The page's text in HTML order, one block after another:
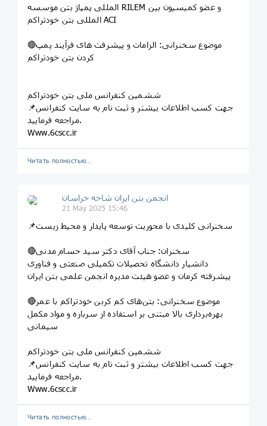
المللی پمپاژ بتن موسسه RILEM و عضو کمیسیون بین
المللی بتن خودتراکم ACI
🔴موضوع سخنرانی: الزامات و پیشرفت های فرآیند پمپ
کردن بتن خودتراکم
ششمین کنفرانس ملی بتن خودتراکم
📌جهت کسب اطلاعات بیشتر و ثبت نام به سایت کنفرانس
مراجعه فرمایید.
Www.6cscc.ir
Читать полностью…
انجمن بتن ایران شاخه خراسان
21 May 2025 15:46
📌سخنرانی کلیدی با محوریت توسعه پایدار و محیط زیست
🔴سخنران: جناب آقای دکتر سید حسام مدنی
دانشیار دانشگاه تحصیلات تکمیلی صنعتی و فناوری
پیشرفته کرمان و عضو هیئت مدیره انجمن علمی بتن ایران
🔴موضوع سخنرانی: بتن‌های کم کربن خودتراکم با عمر
بهره‌برداری بالا مبتنی بر استفاده از سرباره و مواد مکمل
سیمانی
ششمین کنفرانس ملی بتن خودتراکم
📌جهت کسب اطلاعات بیشتر و ثبت نام به سایت کنفرانس
مراجعه فرمایید.
Www.6cscc.ir
Читать полностью…